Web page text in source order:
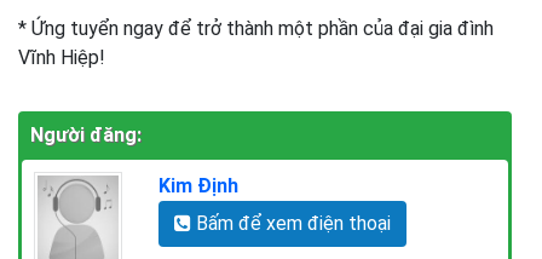
* Ứng tuyển ngay để trở thành một phần của đại gia đình
Vĩnh Hiệp!
Người đăng:
Kim Định
Bấm để xem điện thoại